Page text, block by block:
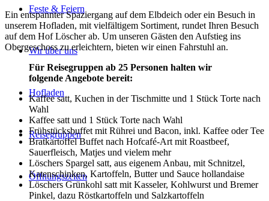
Feste & Feiern
Wir über uns
Hofladen
Reisegruppen
Öffnungszeiten
Ein entspannter Spaziergang auf dem Elbdeich oder ein Besuch in
unserem Hofladen, mit vielfältigem Sortiment, rundet Ihren Besuch
auf dem Hof Löscher ab. Um unseren Gästen den Aufstieg ins
Obergeschoss zu erleichtern, bieten wir einen Fahrstuhl an.
Für Reisegruppen ab 25 Personen halten wir
folgende Angebote bereit:
Kaffee satt, Kuchen in der Tischmitte und 1 Stück Torte nach
Wahl
Kaffee satt und 1 Stück Torte nach Wahl
Frühstücksbuffet mit Rührei und Bacon, inkl. Kaffee oder Tee
Bratkartoffel Buffet nach Hofcafé-Art mit Roastbeef,
Sauerfleisch, Matjes und vielem mehr
Löschers Spargel satt, aus eigenem Anbau, mit Schnitzel,
Katenschinken, Kartoffeln, Butter und Sauce hollandaise
Löschers Grünkohl satt mit Kasseler, Kohlwurst und Bremer
Pinkel, dazu Röstkartoffeln und Salzkartoffeln